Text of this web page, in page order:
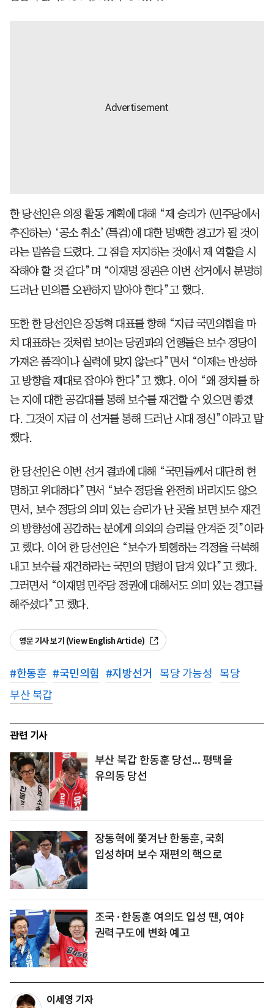
한 당선인은 의정 활동 계획에 대해 “제 승리가 (민주당에서
추진하는) ‘공소 취소’(특검)에 대한 명백한 경고가 될 것이
라는 말씀을 드렸다. 그 점을 저지하는 것에서 제 역할을 시
작해야 할 것 같다”며 “이재명 정권은 이번 선거에서 분명히
드러난 민의를 오판하지 말아야 한다”고 했다.
또한 한 당선인은 장동혁 대표를 향해 “지금 국민의힘을 마
치 대표하는 것처럼 보이는 당권파의 언행들은 보수 정당이
가져온 품격이나 실력에 맞지 않는다”면서 “이제는 반성하
고 방향을 제대로 잡아야 한다”고 했다. 이어 “왜 정치를 하
는 지에 대한 공감대를 통해 보수를 재건할 수 있으면 좋겠
다. 그것이 지금 이 선거를 통해 드러난 시대 정신”이라고 말
했다.
한 당선인은 이번 선거 결과에 대해 “국민들께서 대단히 현
명하고 위대하다”면서 “보수 정당을 완전히 버리지도 않으
면서, 보수 정당의 의미 있는 승리가 난 곳을 보면 보수 재건
의 방향성에 공감하는 분에게 의외의 승리를 안겨준 것”이라
고 했다. 이어 한 당선인은 “보수가 퇴행하는 걱정을 극복해
내고 보수를 재건하라는 국민의 명령이 담겨 있다”고 했다.
그러면서 “이재명 민주당 정권에 대해서도 의미 있는 경고를
해주셨다”고 했다.
영문 기사 보기 (View English Article)
#한동훈 #국민의힘 #지방선거 복당 가능성
복당
부산 북갑
관련 기사
부산 북갑 한동훈 당선... 평택을
유의동 당선
장동혁에 쫓겨난 한동훈, 국회
입성하며 보수 재편의 핵으로
조국·한동훈 여의도 입성 땐, 여야
권력구도에 변화 예고
이세영 기자